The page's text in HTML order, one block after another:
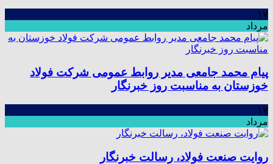
۱۷
مرداد
پیام محمد جامعی مدیر روابط عمومی شرکت فولاد
خوزستان به مناسبت روز خبرنگار
۱۷
مرداد
روایت صنعت فولاد،‌ رسالت خبرنگار